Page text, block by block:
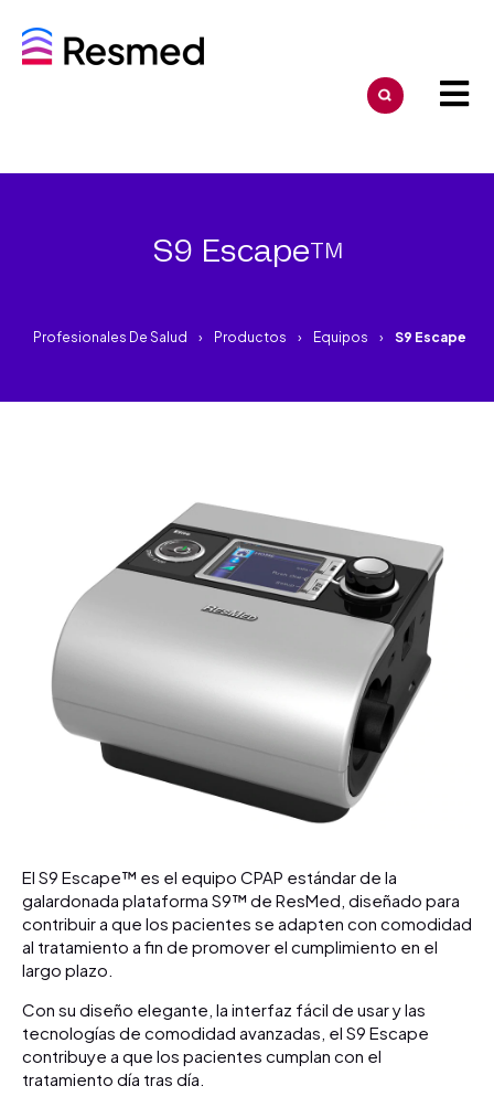
S9 EscapeTM
Profesionales De Salud Productos Equipos S9 Escape
El S9 Escape™ es el equipo CPAP estándar de la
galardonada plataforma S9™ de ResMed, diseñado para
contribuir a que los pacientes se adapten con comodidad
al tratamiento a fin de promover el cumplimiento en el
largo plazo.
Con su diseño elegante, la interfaz fácil de usar y las
tecnologías de comodidad avanzadas, el S9 Escape
contribuye a que los pacientes cumplan con el
tratamiento día tras día.